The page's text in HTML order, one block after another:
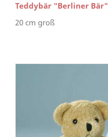
Teddybär "Berliner Bär"
20 cm groß